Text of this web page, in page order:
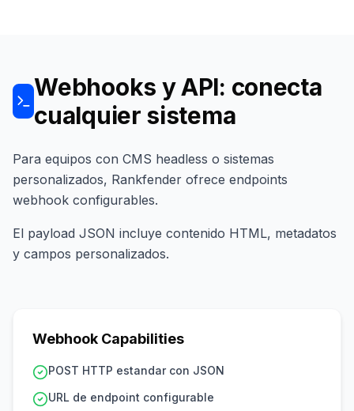
Webhooks y API: conecta
cualquier sistema
Para equipos con CMS headless o sistemas
personalizados, Rankfender ofrece endpoints
webhook configurables.
El payload JSON incluye contenido HTML, metadatos
y campos personalizados.
Webhook Capabilities
POST HTTP estandar con JSON
URL de endpoint configurable